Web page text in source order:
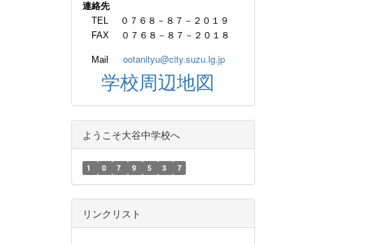
連絡先
TEL ０７６８－８７－２０１９
FAX ０７６８－８７－２０１８
Mail ootanityu@city.suzu.lg.jp
学校周辺地図
ようこそ大谷中学校へ
1 0 7 9 5 3 7
リンクリスト